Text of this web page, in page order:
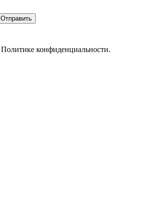
Отправить
Политике конфиденциальности.